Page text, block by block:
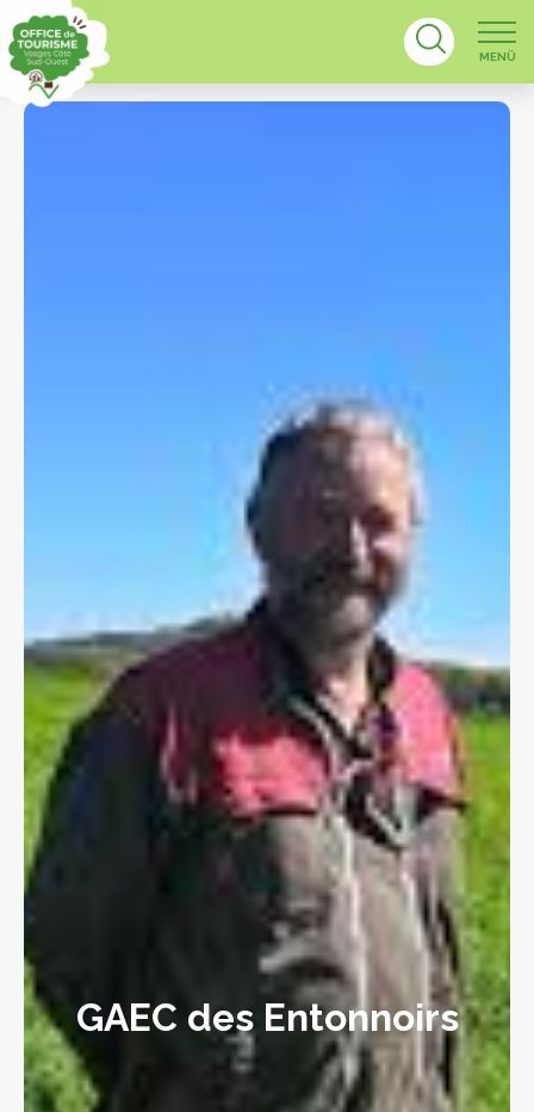
MENÜ
GAEC des Entonnoirs